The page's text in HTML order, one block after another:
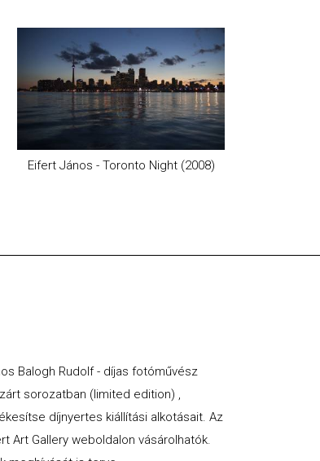
aluljárójában (2019)
Eifert János - Toronto Night (2008)
Balogh Rudolf - díjas fotóművész
sorozatban (limited edition) ,
díjnyertes kiállítási alkotásait. Az
Art Gallery weboldalon vásárolhatók.